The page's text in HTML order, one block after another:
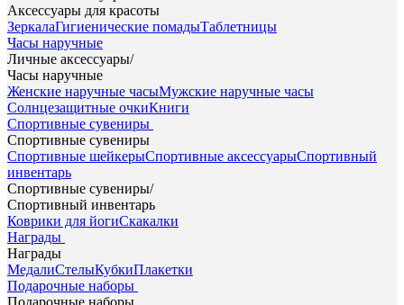
Аксессуары для красоты
ЗеркалаГигиенические помадыТаблетницы
Часы наручные
Личные аксессуары/
Часы наручные
Женские наручные часыМужские наручные часы
Солнцезащитные очкиКниги
Спортивные сувениры
Спортивные сувениры
Спортивные шейкерыСпортивные аксессуарыСпортивный
инвентарь
Спортивные сувениры/
Спортивный инвентарь
Коврики для йогиСкакалки
Награды
Награды
МедалиСтелыКубкиПлакетки
Подарочные наборы
Подарочные наборы